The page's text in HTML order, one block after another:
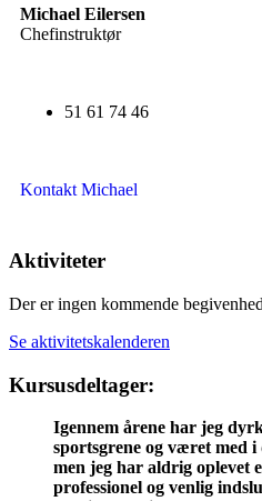
Michael Eilersen
Chefinstruktør
51 61 74 46
Kontakt Michael
Aktiviteter
Der er ingen kommende
Se aktivitetskalenderen
Kursusdeltager:
Igennem årene har jeg
sportsgrene og været med
men jeg har aldrig oplevet
professionel og venlig